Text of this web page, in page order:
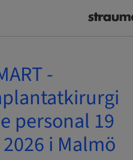
-
personal 19
i Malmö